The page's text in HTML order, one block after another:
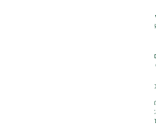
Pamiętaj, że kurkuma jest lepiej
pieprzu do kurkumy z miodem, zwiększasz
Zachowaj umiar w spożywaniu kurkumy z
Zalecana dzienna dawka kurkumy
Możliwe przeciwwskazania i efekty uboczne
Przed sięgnięciem po
jeśli cierpisz na kamienie żółciowe lub
potrzebować porady specjalisty, ponieważ